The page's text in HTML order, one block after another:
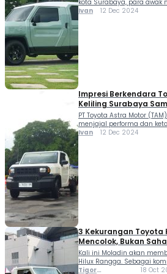
kota Surabaya, para
model konversi mobil ini.
Ivan 12 Dec 2024
Impresi Berkendara
Keliling Surabaya
PT Toyota Astra Motor
menjajal performa dan
di kota Pahlawan Surabaya,
Ivan 12 Dec 2024
3 Kekurangan Toyota
Mencolok, Bukan
Kali ini Moladin akan
Hilux Rangga. Sebagai
Suzuki Carry dan Daihatsu
Tigor
18 Oct